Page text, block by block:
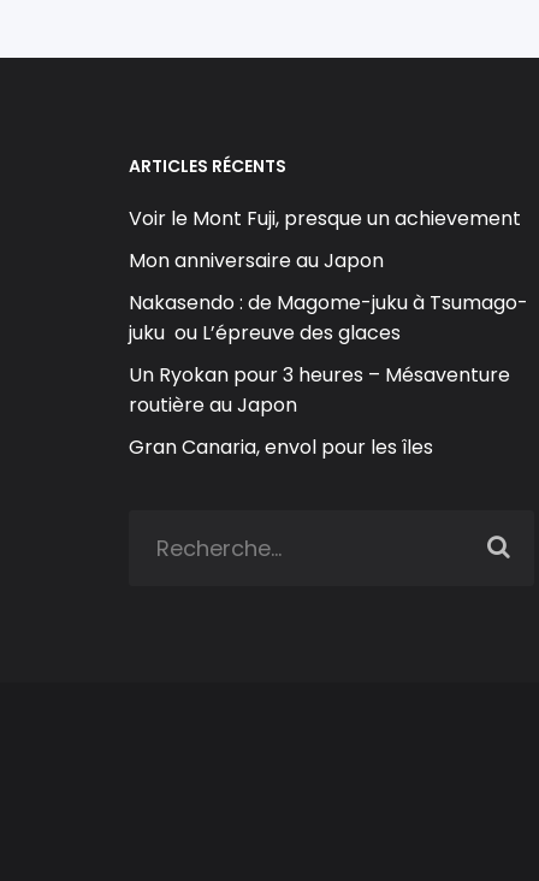
ARTICLES RÉCENTS
Voir le Mont Fuji, presque un achievement
Mon anniversaire au Japon
Nakasendo : de Magome-juku à Tsumago-
juku ou L’épreuve des glaces
Un Ryokan pour 3 heures – Mésaventure
routière au Japon
Gran Canaria, envol pour les îles